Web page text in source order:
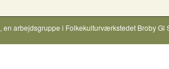
, en arbejdsgruppe i Folkekulturværkstedet Broby Gl